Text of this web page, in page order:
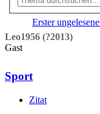
Erster
Leo1956 (?2013)
Gast
Sport
Zitat